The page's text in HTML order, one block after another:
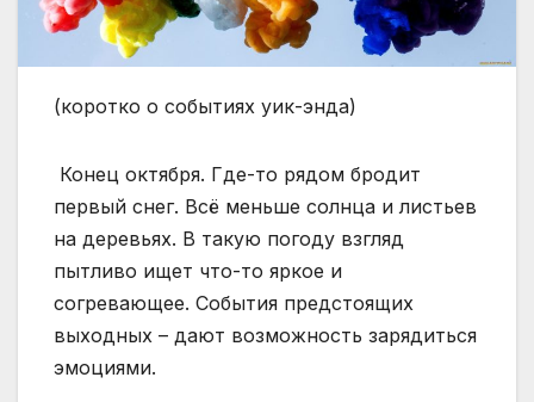
(коротко о событиях уик-энда)
Конец октября. Где-то рядом бродит
первый снег. Всё меньше солнца и листьев
на деревьях. В такую погоду взгляд
пытливо ищет что-то яркое и
согревающее. События предстоящих
выходных – дают возможность зарядиться
эмоциями.